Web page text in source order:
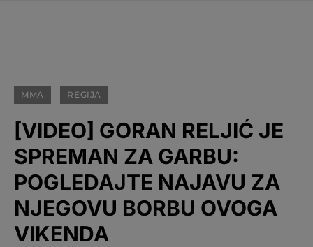
MMA REGIJA
[VIDEO] GORAN RELJIĆ JE
SPREMAN ZA GARBU:
POGLEDAJTE NAJAVU ZA
NJEGOVU BORBU OVOGA
VIKENDA